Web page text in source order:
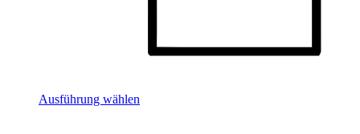
Ausführung wählen